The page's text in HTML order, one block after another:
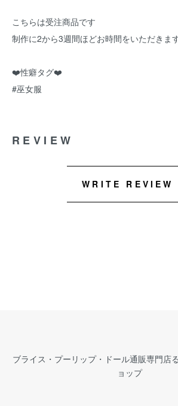
こちらは受注商品です
制作に2から3週間ほどお時間をいただきま
❤️性癖タグ❤️
#巫女服
REVIEW
WRITE REVIEW
ブライス・プーリップ・ドール通販専門店
ョップ